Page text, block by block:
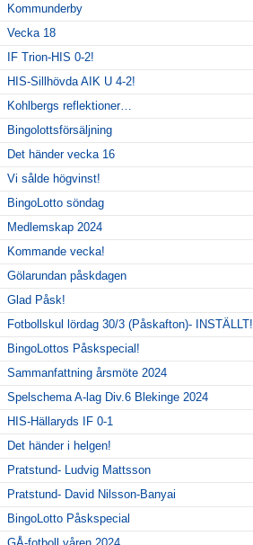
Kommunderby
Vecka 18
IF Trion-HIS 0-2!
HIS-Sillhövda AIK U 4-2!
Kohlbergs reflektioner…
Bingolottsförsäljning
Det händer vecka 16
Vi sålde högvinst!
BingoLotto söndag
Medlemskap 2024
Kommande vecka!
Gölarundan påskdagen
Glad Påsk!
Fotbollskul lördag 30/3 (Påskafton)- INSTÄLLT!
BingoLottos Påskspecial!
Sammanfattning årsmöte 2024
Spelschema A-lag Div.6 Blekinge 2024
HIS-Hällaryds IF 0-1
Det händer i helgen!
Pratstund- Ludvig Mattsson
Pratstund- David Nilsson-Banyai
BingoLotto Påskspecial